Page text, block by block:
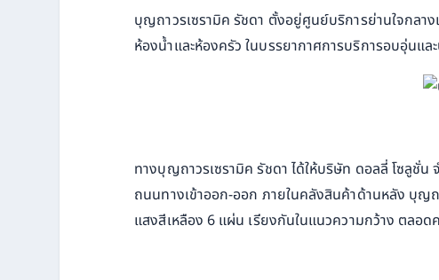
บุญถาวรเซรามิค รัชดา ตั้งอยู่ศูนย์บริการย่านใจกลา
ห้องน้ำและห้องครัว ในบรรยากาศการบริการอบอุ่นแ
ทางบุญถาวรเซรามิค รัชดา ได้ให้บริษัท ดอลลี่ โซลูชั่น
ถนนทางเข้าออก-ออก ภายในคลังสินค้าด้านหลัง บุญ
แสงสีเหลือง 6 แผ่น เรียงกันในแนวความกว้าง ตลอด